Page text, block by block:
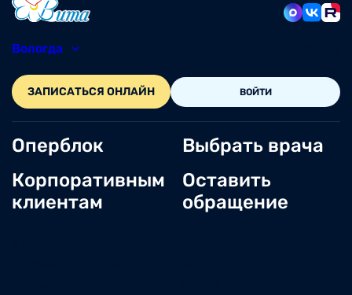
Вологда
ЗАПИСАТЬСЯ ОНЛАЙН ВОЙТИ
Оперблок
Корпоративным
клиентам
Выбрать врача
Оставить
обращение